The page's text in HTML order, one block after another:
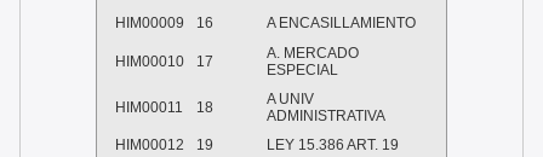
HIM00009
16 A ENCASILLAMIENTO
HIM00010 17
A. MERCADO
ESPECIAL
HIM00011 18
A UNIV
ADMINISTRATIVA
HIM00012
19
LEY 15.386 ART. 19